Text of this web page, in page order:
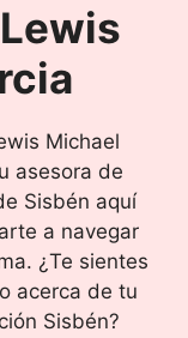
Lewis
Michael
asesora de
Sisbén aquí
a navegar
¿Te sientes
acerca de tu
Sisbén?